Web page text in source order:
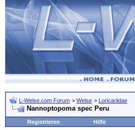
L-Welse.com Forum > Welse > Loricariidae
Nannoptopoma spec Peru
Registrieren Hilfe